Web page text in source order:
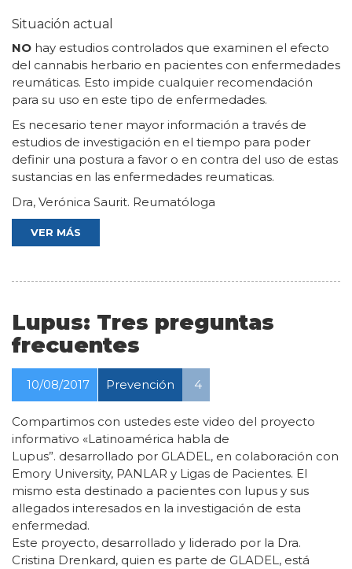
Situación actual
NO hay estudios controlados que examinen el efecto
del cannabis herbario en pacientes con enfermedades
reumáticas. Esto impide cualquier recomendación
para su uso en este tipo de enfermedades.
Es necesario tener mayor información a través de
estudios de investigación en el tiempo para poder
definir una postura a favor o en contra del uso de estas
sustancias en las enfermedades reumaticas.
Dra, Verónica Saurit. Reumatóloga
VER MÁS
Lupus: Tres preguntas
frecuentes
10/08/2017 Prevención 4
Compartimos con ustedes este video del proyecto
informativo «Latinoamérica habla de
Lupus”. desarrollado por GLADEL, en colaboración con
Emory University, PANLAR y Ligas de Pacientes. El
mismo esta destinado a pacientes con lupus y sus
allegados interesados en la investigación de esta
enfermedad.
Este proyecto, desarrollado y liderado por la Dra.
Cristina Drenkard, quien es parte de GLADEL, está